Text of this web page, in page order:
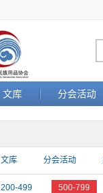
文库 分会活动
文库 分会活动
200-499 500-799